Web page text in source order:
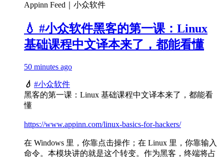
Appinn Feed｜小众软件
💧 #小众软件黑客的第一课：Linux
基础课程中文译本来了，都能看懂
50 minutes ago
💧 #小众软件
黑客的第一课：Linux 基础课程中文译本来了，都能看
懂
https://www.appinn.com/linux-basics-for-hackers/
在 Windows 里，你靠点击操作；在 Linux 里，你靠输入
命令。本模块讲的就是这个转变。作为黑客，终端将占